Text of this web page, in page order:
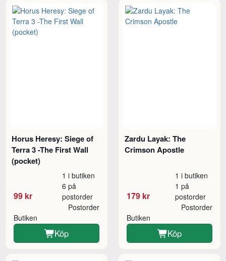
Horus Heresy: Siege of
Terra 3 -The First Wall
(pocket)
99 kr
1 i butiken
6 på
postorder
Butiken
Postorder
Köp
Zardu Layak: The
Crimson Apostle
179 kr
1 i butiken
1 på
postorder
Butiken
Postorder
Köp